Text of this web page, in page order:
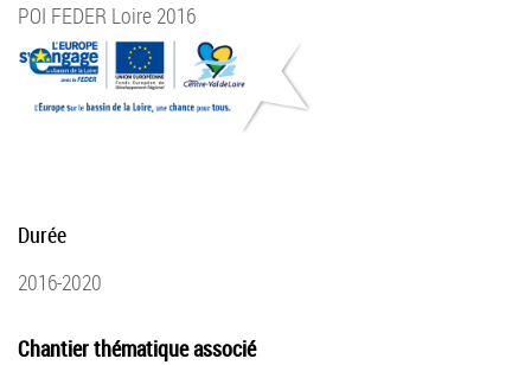
POI FEDER Loire 2016
Durée
2016-2020
Chantier thématique associé